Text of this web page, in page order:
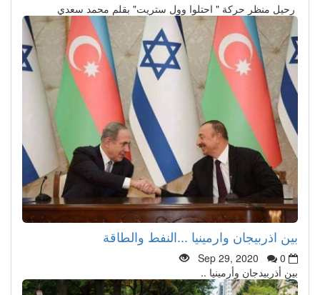
رحيل منظر حركة " احتلوا وول ستريت" بقلم محمد سعدي
بين اذربيجان وارمينيا ...النفط والطاقة
Sep 29, 2020
0
بين أذربيدجان وأرمينيا ..